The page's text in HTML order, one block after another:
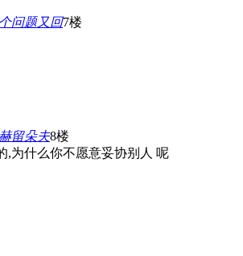
问题又回7楼
留朵夫8楼
,为什么你不愿意妥协别人 呢